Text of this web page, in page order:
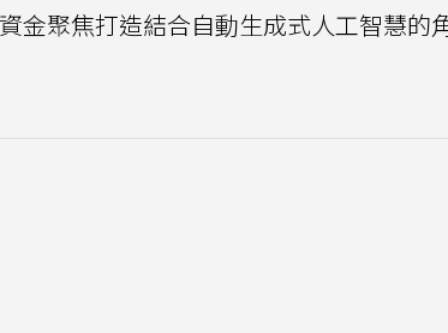
金聚焦打造結合自動生成式人工智慧的